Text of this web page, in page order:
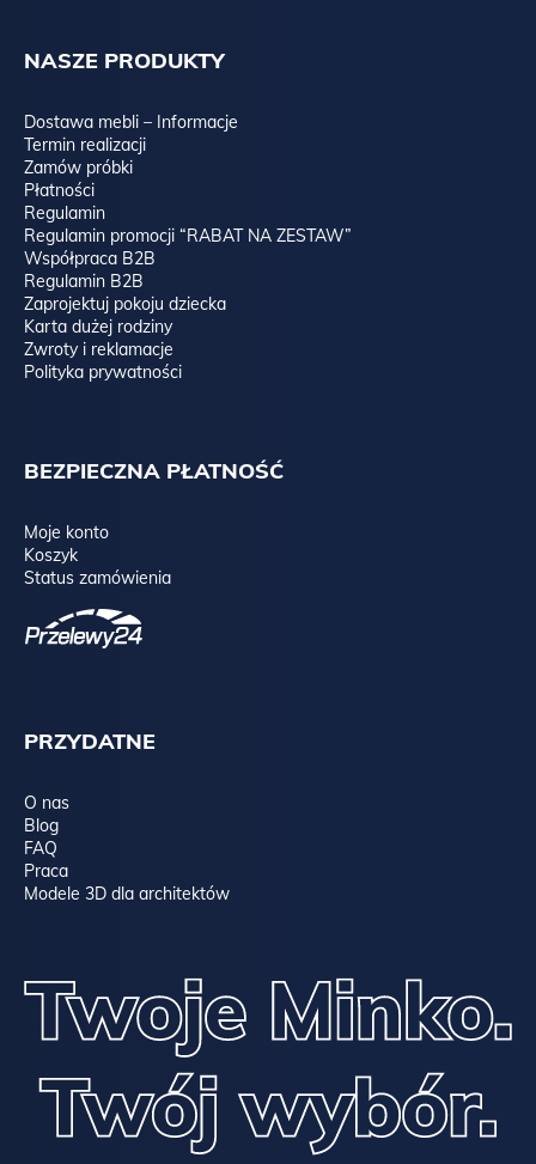
NASZE PRODUKTY
Dostawa mebli – Informacje
Termin realizacji
Zamów próbki
Płatności
Regulamin
Regulamin promocji “RABAT NA ZESTAW”
Współpraca B2B
Regulamin B2B
Zaprojektuj pokoju dziecka
Karta dużej rodziny
Zwroty i reklamacje
Polityka prywatności
BEZPIECZNA PŁATNOŚĆ
Moje konto
Koszyk
Status zamówienia
PRZYDATNE
O nas
Blog
FAQ
Praca
Modele 3D dla architektów